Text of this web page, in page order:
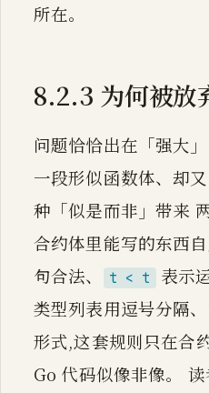
所在。
8.2.3 为何被放
问题恰恰出在「强大
一段形似函数体、却
种「似是而非」带来
合约体里能写的东西
句合法、
t < t 表示
类型列表用逗号分隔
形式,这套规则只在合
Go 代码似像非像。